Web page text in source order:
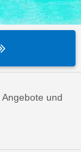
und